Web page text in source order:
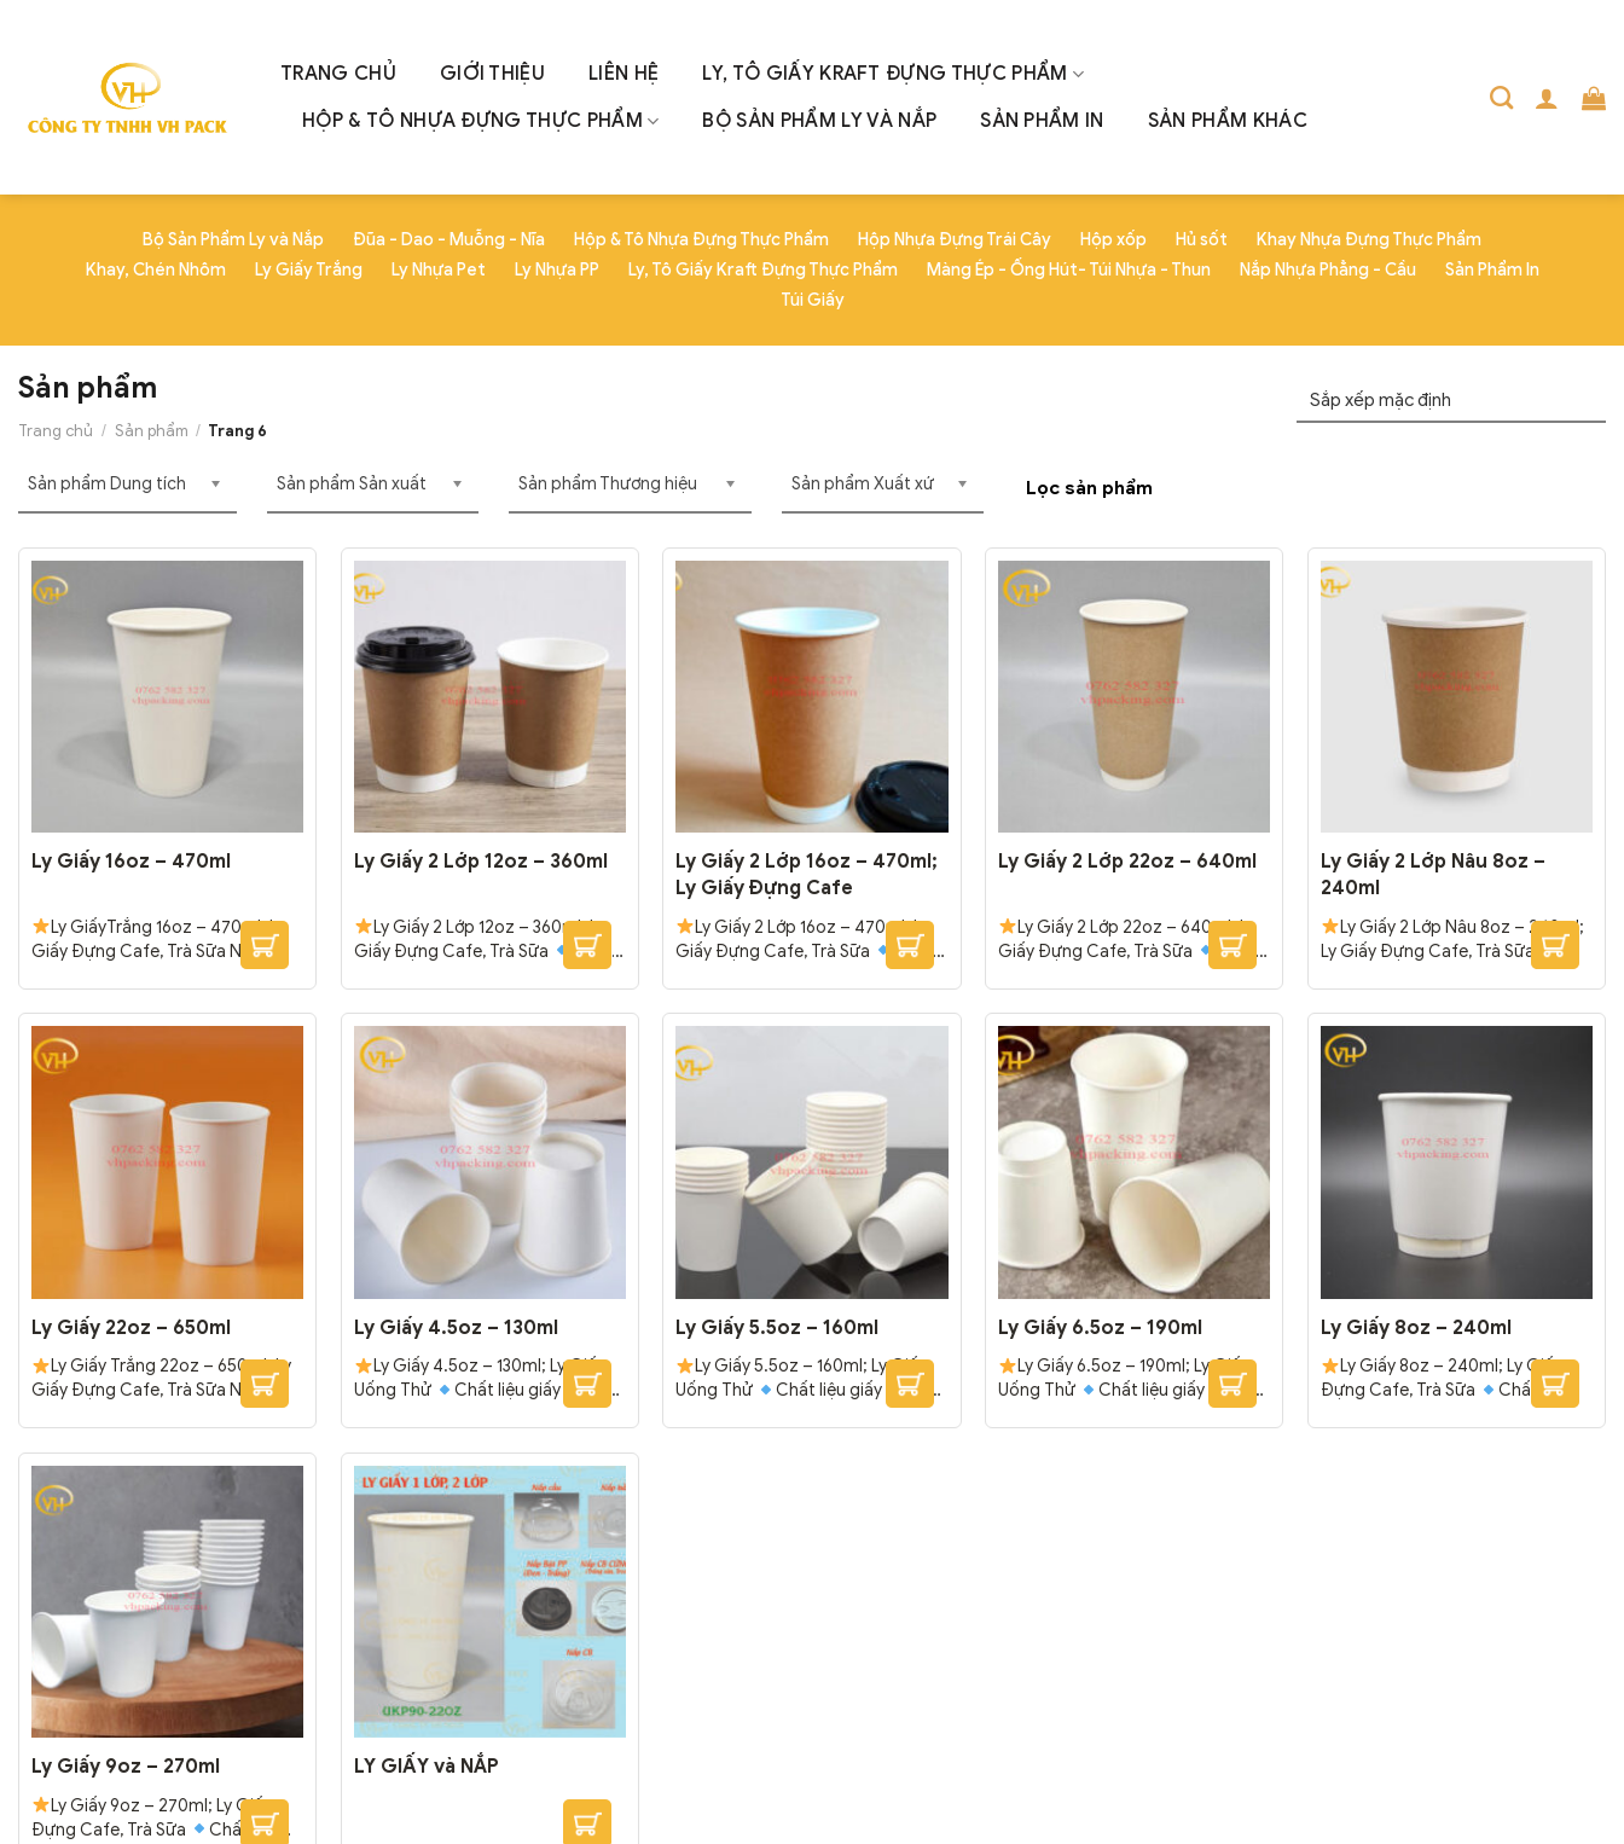
TRANG CHỦ GIỚI THIỆU LIÊN HỆ
LY, TÔ GIẤY KRAFT ĐỰNG THỰC PHẨM
HỘP & TÔ NHỰA ĐỰNG THỰC PHẨM
BỘ SẢN PHẨM LY VÀ NẮP SẢN PHẨM IN SẢN PHẨM KHÁC
Bộ Sản Phẩm Ly và Nắp Đũa - Dao - Muỗng - Nĩa Hộp & Tô Nhựa Đựng Thực Phẩm Hộp Nhựa Đựng Trái Cây Hộp xốp Hủ sốt
Khay Nhựa Đựng Thực Phẩm
Khay, Chén Nhôm
Ly Giấy Trắng Ly Nhựa Pet Ly Nhựa PP Ly, Tô Giấy Kraft Đựng Thực Phẩm Màng Ép - Ống Hút- Túi Nhựa - Thun Nắp Nhựa Phẳng - Cầu
Sản Phẩm In
Túi Giấy
Sản phẩm
Trang chủ / Sản phẩm / Trang 6
Sản phẩm Dung tích Sản phẩm Sản xuất Sản phẩm Thương hiệu Sản phẩm Xuất xứ Lọc sản phẩm
Ly Giấy 16oz – 470ml
Ly GiấyTrắng 16oz – 470ml; Ly
Giấy Đựng Cafe, Trà Sữa Nóng,
Chất liệu giấy trắng cao
bên trong, chống thấm.
Đóng
gói: 1000 cái/thùng
Ly Giấy 2 Lớp 12oz – 360ml
Ly Giấy 2 Lớp 12oz – 360ml; Ly
Giấy Đựng Cafe, Trà Sữa
Chất
liệu giấy trắng cao cấp, chắc chắn.
chống thấm.
Đóng gói: 1000
cái/thùng
Ly Giấy 2 Lớp 16oz – 470ml;
Ly Giấy Đựng Cafe
Ly Giấy 2 Lớp 16oz – 470ml; Ly
Giấy Đựng Cafe, Trà Sữa
Chất
liệu giấy trắng cao cấp, chắc chắn.
chống thấm.
Đóng gói: 1000
cái/thùng
Ly Giấy 2 Lớp 22oz – 640ml
Ly Giấy 2 Lớp 22oz – 640ml; Ly
Giấy Đựng Cafe, Trà Sữa
Chất
liệu giấy trắng cao cấp, chắc chắn.
chống thấm.
Đóng gói: 1000
cái/thùng
Ly Giấy 2 Lớp Nâu 8oz –
240ml
Ly Giấy 2 Lớp Nâu 8oz – 240ml;
Ly Giấy Đựng Cafe, Trà Sữa
Chất liệu giấy trắng cao cấp, chắc
ngoài, chống thấm.
Đóng
gói: 500 cái/thùng
Ly Giấy 22oz – 650ml
Ly Giấy Trắng 22oz – 650ml; Ly
Giấy Đựng Cafe, Trà Sữa Nóng,
Chất liệu giấy trắng cao
bên trong, chống thấm.
Đóng
gói: 1000 cái/thùng
Ly Giấy 4.5oz – 130ml
Ly Giấy 4.5oz – 130ml; Ly Giấy
Uống Thử
Chất liệu giấy trắng
Tráng 1 lớp
Đóng gói: 1000 cái/thùng
Ly Giấy 5.5oz – 160ml
Ly Giấy 5.5oz – 160ml; Ly Giấy
Uống Thử
Chất liệu giấy trắng
Tráng 1 lớp
Ly Giấy 6.5oz – 190ml
Ly Giấy 6.5oz – 190ml; Ly Giấy
Uống Thử
Chất liệu giấy trắng
Tráng 1 lớp
Ly Giấy 8oz – 240ml
Ly Giấy 8oz – 240ml; Ly Giấy
Đựng Cafe, Trà Sữa
Chất liệu
giấy trắng cao cấp, chắc chắn.
Ly Giấy 9oz – 270ml
Ly Giấy 9oz – 270ml; Ly Giấy
Đựng Cafe, Trà Sữa
Chất liệu
LY GIẤY và NẮP